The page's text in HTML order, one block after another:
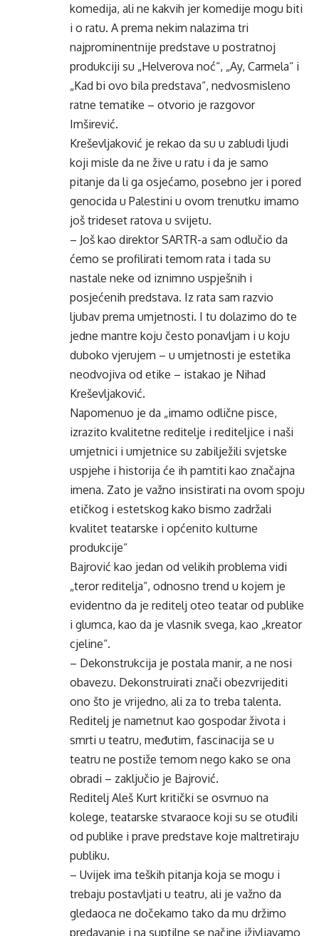
komedija, ali ne kakvih jer komedije mogu biti
i o ratu. A prema nekim nalazima tri
najprominentnije predstave u postratnoj
produkciji su „Helverova noć“, „Ay, Carmela“ i
„Kad bi ovo bila predstava“, nedvosmisleno
ratne tematike – otvorio je razgovor
Imširević.
Kreševljaković je rekao da su u zabludi ljudi
koji misle da ne žive u ratu i da je samo
pitanje da li ga osjećamo, posebno jer i pored
genocida u Palestini u ovom trenutku imamo
još trideset ratova u svijetu.
– Još kao direktor SARTR-a sam odlučio da
ćemo se profilirati temom rata i tada su
nastale neke od iznimno uspješnih i
posjećenih predstava. Iz rata sam razvio
ljubav prema umjetnosti. I tu dolazimo do te
jedne mantre koju često ponavljam i u koju
duboko vjerujem – u umjetnosti je estetika
neodvojiva od etike – istakao je Nihad
Kreševljaković.
Napomenuo je da „imamo odlične pisce,
izrazito kvalitetne reditelje i rediteljice i naši
umjetnici i umjetnice su zabilježili svjetske
uspjehe i historija će ih pamtiti kao značajna
imena. Zato je važno insistirati na ovom spoju
etičkog i estetskog kako bismo zadržali
kvalitet teatarske i općenito kulturne
produkcije“
Bajrović kao jedan od velikih problema vidi
„teror reditelja“, odnosno trend u kojem je
evidentno da je reditelj oteo teatar od publike
i glumca, kao da je vlasnik svega, kao „kreator
cjeline“.
– Dekonstrukcija je postala manir, a ne nosi
obavezu. Dekonstruirati znači obezvrijediti
ono što je vrijedno, ali za to treba talenta.
Reditelj je nametnut kao gospodar života i
smrti u teatru, međutim, fascinacija se u
teatru ne postiže temom nego kako se ona
obradi – zaključio je Bajrović.
Reditelj Aleš Kurt kritički se osvrnuo na
kolege, teatarske stvaraoce koji su se otuđili
od publike i prave predstave koje maltretiraju
publiku.
– Uvijek ima teških pitanja koja se mogu i
trebaju postavljati u teatru, ali je važno da
gledaoca ne dočekamo tako da mu držimo
predavanje i na suptilne se načine iživljavamo